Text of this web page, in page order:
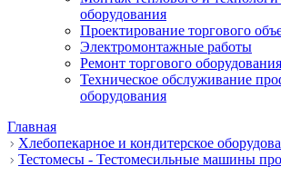
оборудования
Проектирование торгового
Электромонтажные работы
Ремонт торгового оборудования
Техническое обслуживание
оборудования
Главная
Хлебопекарное и кондитерское
Тестомесы - Тестомесильные машины